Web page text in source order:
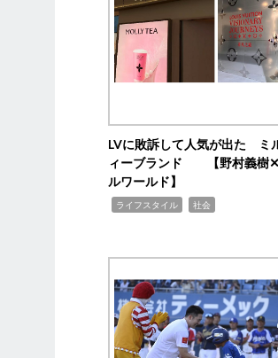
LVに敗訴して人気が出た ミ
ィーブランド 【野村義樹
ルワールド】
ライフスタイル 社会